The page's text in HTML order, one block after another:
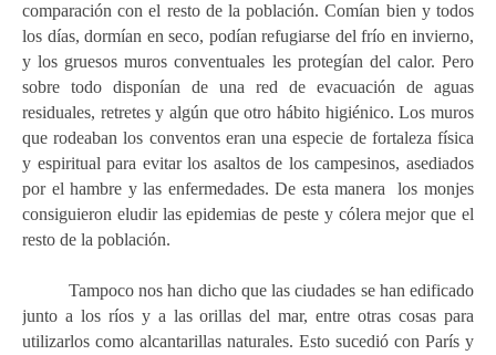
comparación con el resto de la población. Comían bien y todos
los días, dormían en seco, podían refugiarse del frío en invierno,
y los gruesos muros conventuales les protegían del calor. Pero
sobre todo disponían de una red de evacuación de aguas
residuales, retretes y algún que otro hábito higiénico. Los muros
que rodeaban los conventos eran una especie de fortaleza física
y espiritual para evitar los asaltos de los campesinos, asediados
por el hambre y las enfermedades. De esta manera los monjes
consiguieron eludir las epidemias de peste y cólera mejor que el
resto de la población.
Tampoco nos han dicho que las ciudades se han edificado
junto a los ríos y a las orillas del mar, entre otras cosas para
utilizarlos como alcantarillas naturales. Esto sucedió con París y